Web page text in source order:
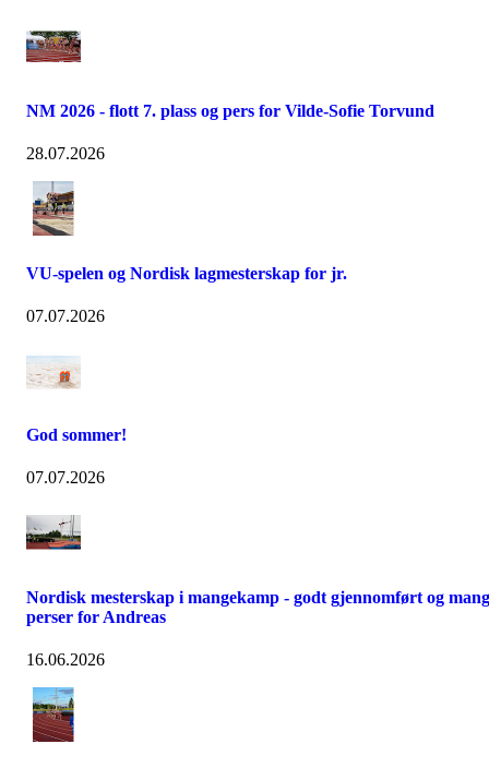
NM 2026 - flott 7. plass og pers for Vilde-Sofie Torvund
28.07.2026
VU-spelen og Nordisk lagmesterskap for jr.
07.07.2026
God sommer!
07.07.2026
Nordisk mesterskap i mangekamp - godt gjennomført og
perser for Andreas
16.06.2026